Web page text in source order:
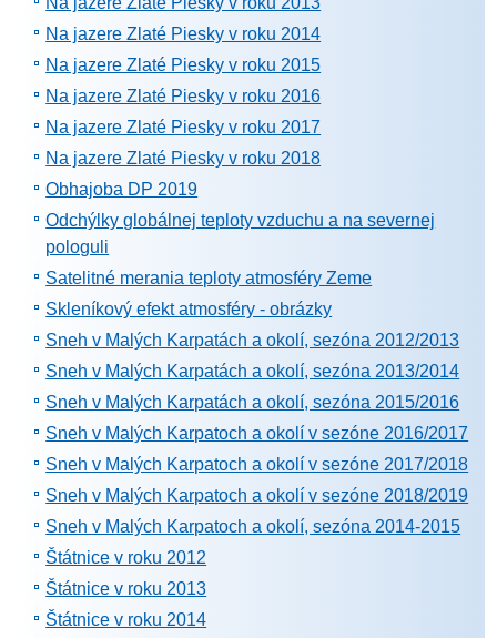
Na jazere Zlaté Piesky v roku 2014
Na jazere Zlaté Piesky v roku 2015
Na jazere Zlaté Piesky v roku 2016
Na jazere Zlaté Piesky v roku 2017
Na jazere Zlaté Piesky v roku 2018
Obhajoba DP 2019
Odchýlky globálnej teploty vzduchu a na severnej
pologuli
Satelitné merania teploty atmosféry Zeme
Skleníkový efekt atmosféry - obrázky
Sneh v Malých Karpatách a okolí, sezóna 2012/2013
Sneh v Malých Karpatách a okolí, sezóna 2013/2014
Sneh v Malých Karpatách a okolí, sezóna 2015/2016
Sneh v Malých Karpatoch a okolí v sezóne 2016/2017
Sneh v Malých Karpatoch a okolí v sezóne 2017/2018
Sneh v Malých Karpatoch a okolí v sezóne 2018/2019
Sneh v Malých Karpatoch a okolí, sezóna 2014-2015
Štátnice v roku 2012
Štátnice v roku 2013
Štátnice v roku 2014